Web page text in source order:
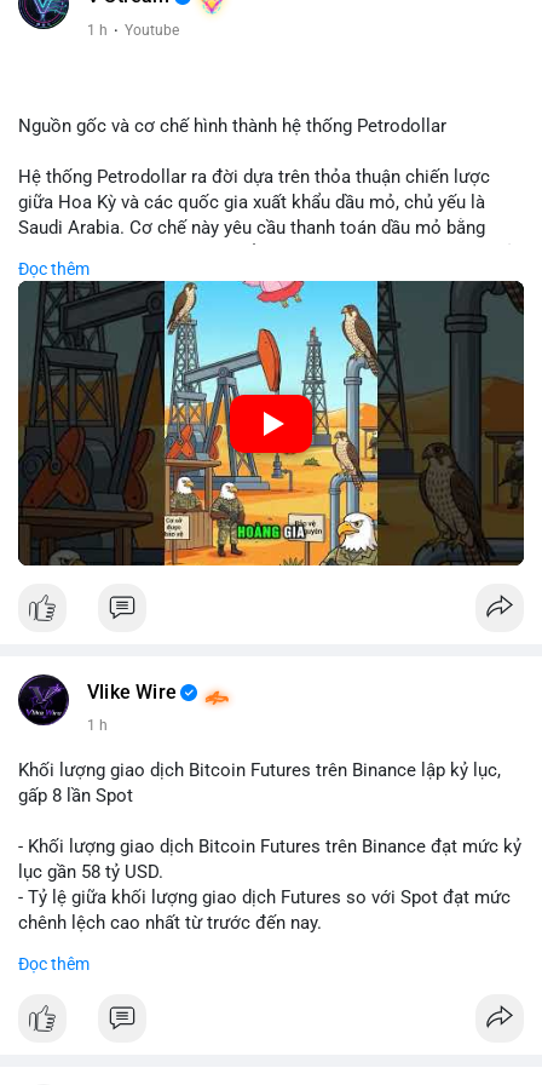
Xem chi tiết các bài viết đầy đủ tại dòng thời gian của Vlike.vn!
1 h · Youtube
Nguồn gốc và cơ chế hình thành hệ thống Petrodollar
Hệ thống Petrodollar ra đời dựa trên thỏa thuận chiến lược
giữa Hoa Kỳ và các quốc gia xuất khẩu dầu mỏ, chủ yếu là
Saudi Arabia. Cơ chế này yêu cầu thanh toán dầu mỏ bằng
đồng tiền này trong thương mại quốc tế. Sự thống trị của
Petrodollar đóng vai trò then chốt trong việc củng cố sức
mạnh tài chính Mỹ và ảnh hưởng trực tiếp đến dòng vốn toàn
cầu.
🎥 Xem video trực tiếp tại:
Nguồn: Cú Thông Thái
Đọc thêm
Vlike Wire
1 h
Khối lượng giao dịch Bitcoin Futures trên Binance lập kỷ lục,
gấp 8 lần Spot
- Khối lượng giao dịch Bitcoin Futures trên Binance đạt mức kỷ
lục gần 58 tỷ USD.
- Tỷ lệ giữa khối lượng giao dịch Futures so với Spot đạt mức
chênh lệch cao nhất từ trước đến nay.
dịch Spot.
#binance #btc
Đọc thêm